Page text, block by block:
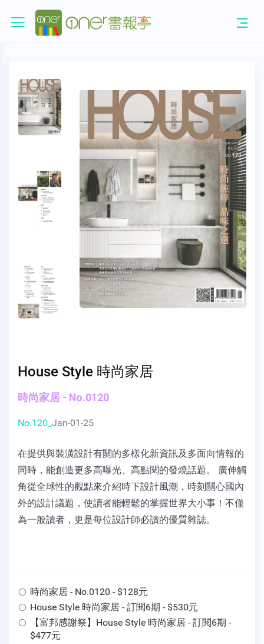
House Style 時尚家居
時尚家居 - No.0120
No.120_ Jan-01-25
在提供與裝潢設計有關的多樣化新資訊及多面向情報的
同時，能創造更多高曝光、高點閱的發燒話題。 廣伸觸
角從全球性的觀點來介紹時下設計風潮，時刻關心國內
外的設計議題，使讀者能輕鬆的掌握世界大小事！不僅
為一般讀者，更是每位設計師必讀的優質雜誌。
時尚家居 - No.0120 - $128元
House Style 時尚家居 - 訂閱6期 - $530元
【富邦感謝祭】House Style 時尚家居 - 訂閱6期 -
$477元